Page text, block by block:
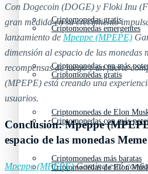
Criptomonedas gratis
Criptomonedas con más
Criptomonedas de Elon
Criptomonedas más baratas
Criptomonedas emergentes
Criptomonedas gratis
Criptomonedas con más
Criptomonedas de Elon
Con Dogecoin (DOGE) y Floki Inu
gran medida en su crecimiento
lanzamiento de Mpeppe (MPEPE)
dimensión al espacio de las monedas
recompensas de juego y un fuerte
(MPEPE) está creando una
usuarios.
Conclusión: Mpeppe
espacio de las monedas Meme
Mpeppe (MPEPE) Gaming está